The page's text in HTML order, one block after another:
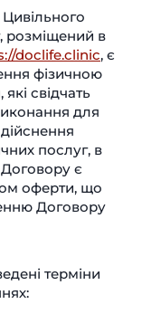
Цивільного
розміщений в
doclife.clinic, є
фізичною
свідчать
для
послуг, в
є
оферти, що
Договору
терміни